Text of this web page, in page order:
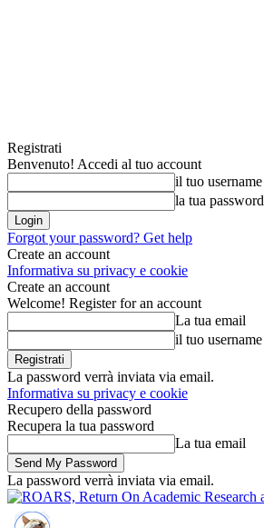
Registrati
Benvenuto! Accedi al tuo account
il tuo username
la tua password
Forgot your password? Get help
Create an account
Informativa su privacy e cookie
Create an account
Welcome! Register for an account
La tua email
il tuo username
La password verrà inviata via email.
Informativa su privacy e cookie
Recupero della password
Recupera la tua password
La tua email
La password verrà inviata via email.